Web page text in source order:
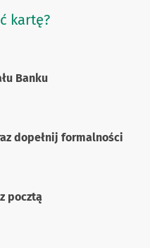
kartę?
Banku
dopełnij formalności
pocztą